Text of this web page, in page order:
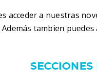
acceder a nuestras
Además tambien